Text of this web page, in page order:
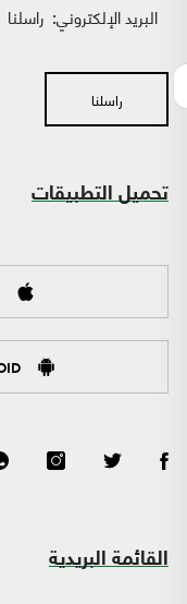
البريد الإلكتروني: راسلنا
راسلنا
تحميل التطبيقات
القائمة البريدية